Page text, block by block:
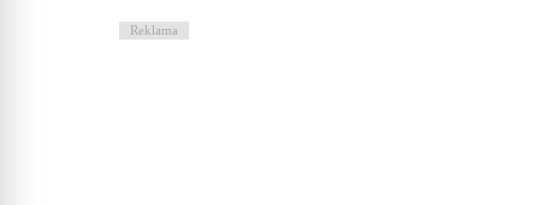
Reklama